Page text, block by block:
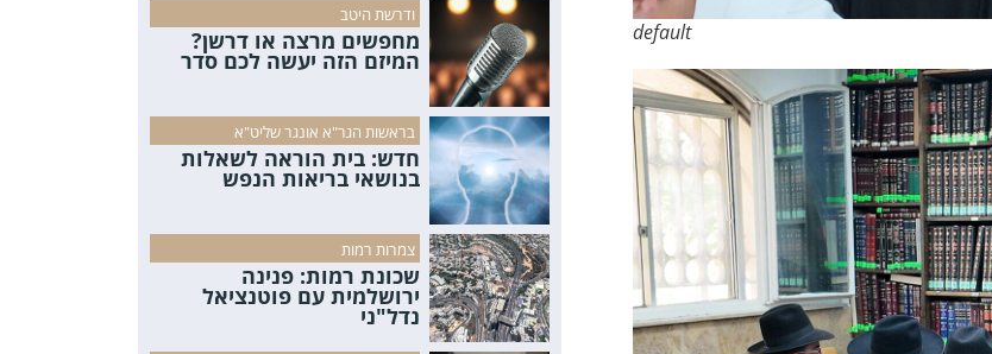
default
ודרשת היטב
מחפשים מרצה או דרשן?
המיזם הזה יעשה לכם סדר
בראשות הגר"א אונגר שליט"א
חדש: בית הוראה לשאלות
בנושאי בריאות הנפש
צמרות רמות
שכונת רמות: פנינה
ירושלמית עם פוטנציאל
נדל"ני